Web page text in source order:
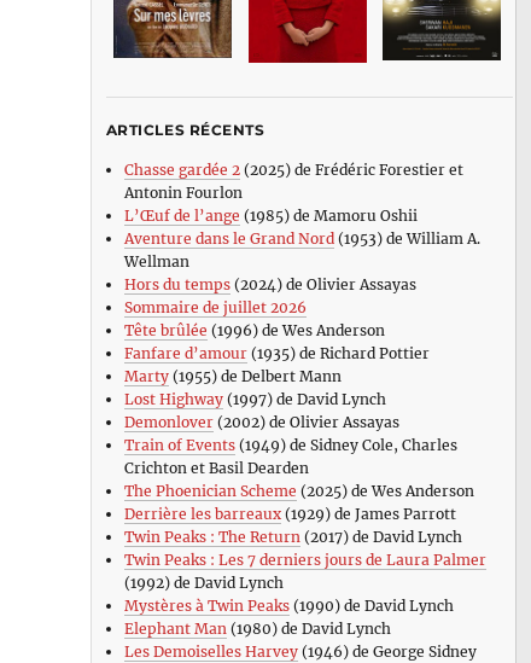
ARTICLES RÉCENTS
Chasse gardée 2(2025) de Frédéric Forestier et
Antonin Fourlon
L’Œuf de l’ange (1985) de Mamoru Oshii
Aventure dans le Grand Nord(1953) de William A.
Wellman
Hors du temps(2024) de Olivier Assayas
Sommaire de juillet 2026
Tête brûlée (1996) de Wes Anderson
Fanfare d’amour(1935) de Richard Pottier
Marty(1955) de Delbert Mann
Lost Highway(1997) de David Lynch
Demonlover(2002) de Olivier Assayas
Train of Events(1949) de Sidney Cole, Charles
Crichton et Basil Dearden
The Phoenician Scheme (2025) de Wes Anderson
Derrière les barreaux(1929) de James Parrott
Twin Peaks : The Return(2017) de David Lynch
Twin Peaks : Les 7 derniers jours de Laura Palmer
(1992) de David Lynch
Mystères à Twin Peaks(1990) de David Lynch
Elephant Man(1980) de David Lynch
Les Demoiselles Harvey(1946) de George Sidney